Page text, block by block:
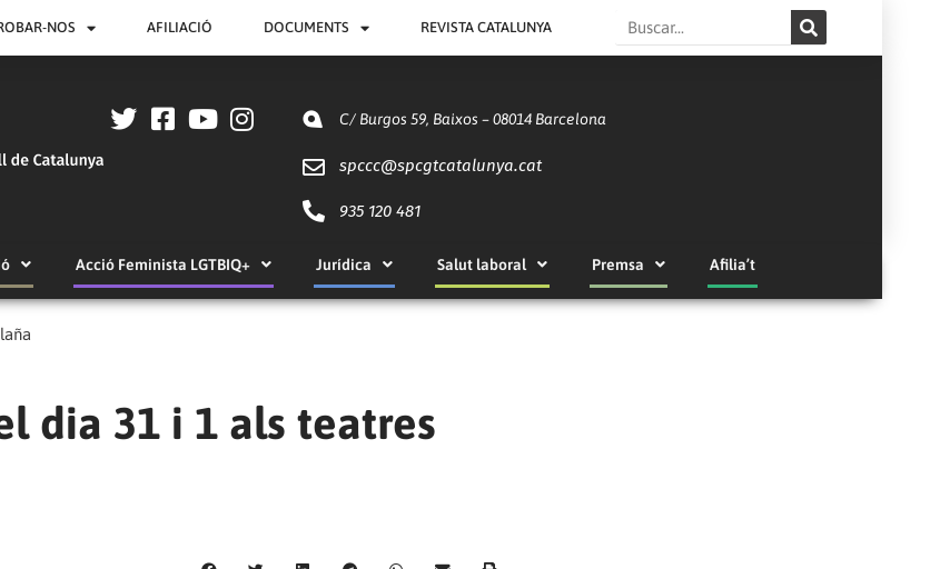
NOS AFILIACIÓ DOCUMENTS REVISTA CATALUNYA Search
C/ Burgos 59, Baixos – 08014 Barcelona
spccc@spcgtcatalunya.cat
935 120 481
Acció Feminista LGTBIQ+ Jurídica Salut laboral Premsa Afilia’t
dia 31 i 1 als teatres